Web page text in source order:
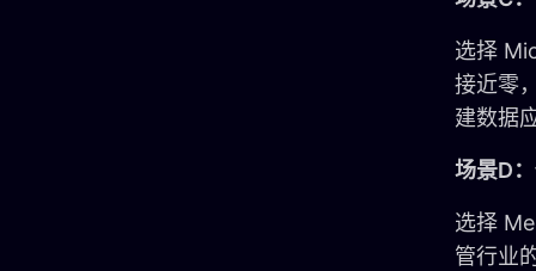
选择
接近零
建数据
场景D
选择
管行业